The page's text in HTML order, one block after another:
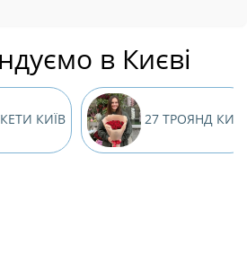
в Києві
КИЇВ 27 ТРОЯНД КИЇВ